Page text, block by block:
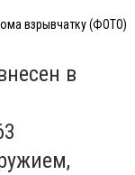
взрывчатку (ФОТО)
в